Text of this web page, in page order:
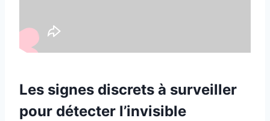
Les signes discrets à surveiller
pour détecter l’invisible